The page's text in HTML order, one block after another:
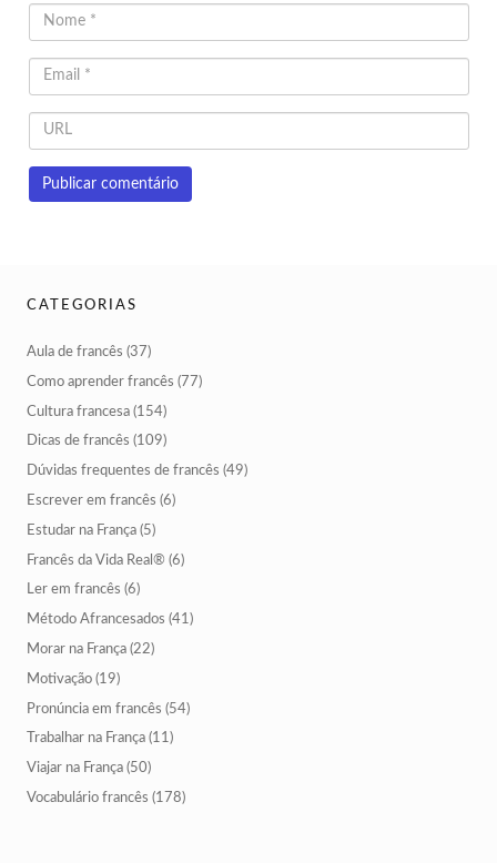
CATEGORIAS
Aula de francês (37)
Como aprender francês (77)
Cultura francesa (154)
Dicas de francês (109)
Dúvidas frequentes de francês (49)
Escrever em francês (6)
Estudar na França (5)
Francês da Vida Real® (6)
Ler em francês (6)
Método Afrancesados (41)
Morar na França (22)
Motivação (19)
Pronúncia em francês (54)
Trabalhar na França (11)
Viajar na França (50)
Vocabulário francês (178)